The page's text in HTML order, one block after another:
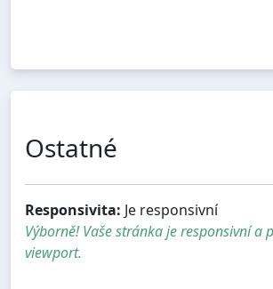
Ostatné
Responsivita: Je responsivní
Výborně! Vaše stránka je responsivní a
viewport.